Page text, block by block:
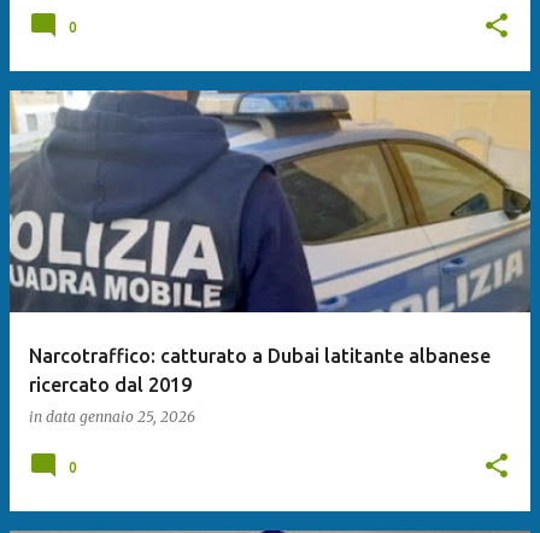
0
Narcotraffico: catturato a Dubai latitante albanese
ricercato dal 2019
in data gennaio 25, 2026
0